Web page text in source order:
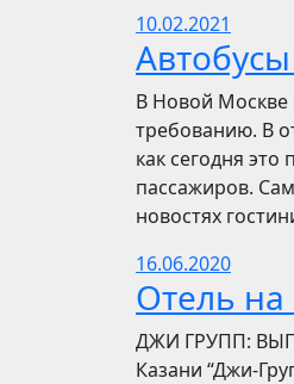
10.02.2021
В Новой Москве
требованию. В
как сегодня
пассажиров.
новостях
16.06.2020
Отель
​​ДЖИ ГРУПП:
Казани “Джи-